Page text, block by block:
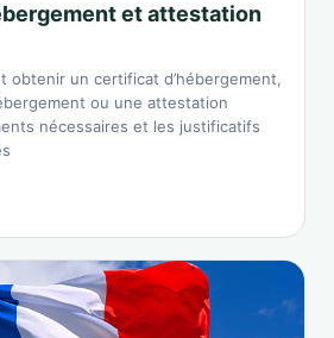
et attestation
obtenir un certificat d’hébergement,
ou une attestation
nécessaires et les justificatifs